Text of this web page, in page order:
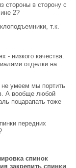
стороны в сторону с
2?
т.к.
- низкого качества.
отделки на
умеем мы портить
А вообще любой
поцарапать тоже
передних
спинок
закрепить спинки